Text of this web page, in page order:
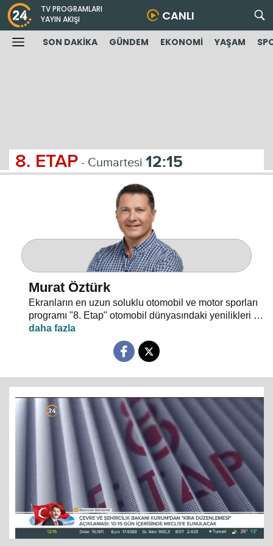
TV PROGRAMLARI
YAYIN AKIŞI
CANLI
SON DAKİKA GÜNDEM EKONOMİ YAŞAM
8. ETAP - Cumartesi 12:15
Murat Öztürk
Ekranların en uzun soluklu otomobil ve motor sporları
programı "8. Etap" otomobil dünyasındaki yenilikleri ve
son haberleri ekrana yansıtıyor.